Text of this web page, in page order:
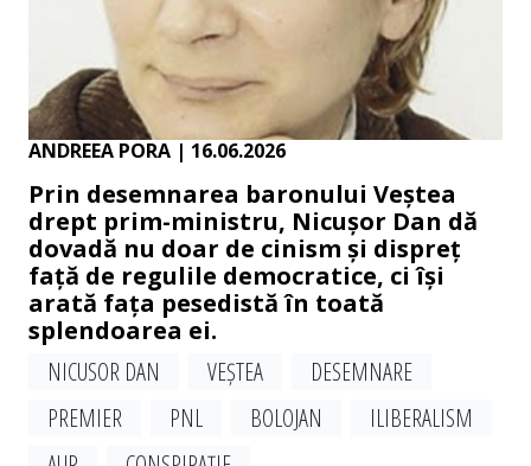
ANDREEA PORA | 16.06.2026
Prin desemnarea baronului Veștea
drept prim-ministru, Nicușor Dan dă
dovadă nu doar de cinism și dispreț
față de regulile democratice, ci își
arată fața pesedistă în toată
splendoarea ei.
NICUSOR DAN
VEȘTEA
DESEMNARE
PREMIER
PNL BOLOJAN
ILIBERALISM